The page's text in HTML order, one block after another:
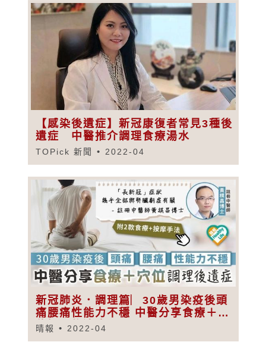
【感染後遺症】新冠康復者常見3種後
遺症 中醫推介調理食療湯水
TOPick 新聞 2022-04
新冠肺炎．調理篇︳30歲男染疫後頭
痛腰痛性能力不穩 中醫分享食療＋穴
位調理後遺症
晴報 2022-04